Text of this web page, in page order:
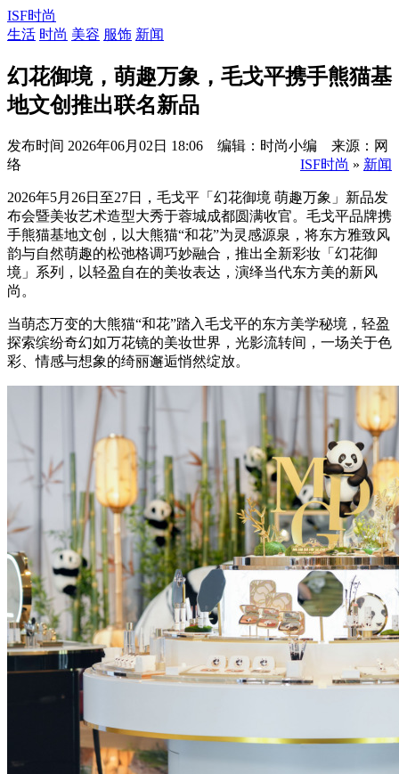
ISF时尚
生活 时尚 美容 服饰 新闻
幻花御境，萌趣万象，毛戈平携手熊猫基
地文创推出联名新品
发布时间 2026年06月02日 18:06 编辑：时尚小编 来源：网
络
ISF时尚 » 新闻
2026年5月26日至27日，毛戈平「幻花御境 萌趣万象」新品发
布会暨美妆艺术造型大秀于蓉城成都圆满收官。毛戈平品牌携
手熊猫基地文创，以大熊猫“和花”为灵感源泉，将东方雅致风
韵与自然萌趣的松弛格调巧妙融合，推出全新彩妆「幻花御
境」系列，以轻盈自在的美妆表达，演绎当代东方美的新风
尚。
当萌态万变的大熊猫“和花”踏入毛戈平的东方美学秘境，轻盈
探索缤纷奇幻如万花镜的美妆世界，光影流转间，一场关于色
彩、情感与想象的绮丽邂逅悄然绽放。